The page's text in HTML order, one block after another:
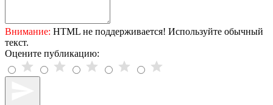
Внимание: HTML не поддерживается! Используйте обычный
текст.
Оцените публикацию: